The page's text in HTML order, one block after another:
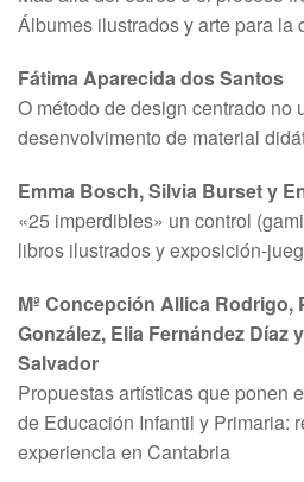
Álbumes ilustrados y arte para la
Fátima Aparecida dos Santos
O método de design centrado no
desenvolvimento de material
Emma Bosch, Silvia Burset y
«25 imperdibles» un control
libros ilustrados y exposición-
Mª Concepción Allica Rodrigo,
González, Elia Fernández Díaz
Salvador
Propuestas artísticas que ponen
de Educación Infantil y Primaria:
experiencia en Cantabria